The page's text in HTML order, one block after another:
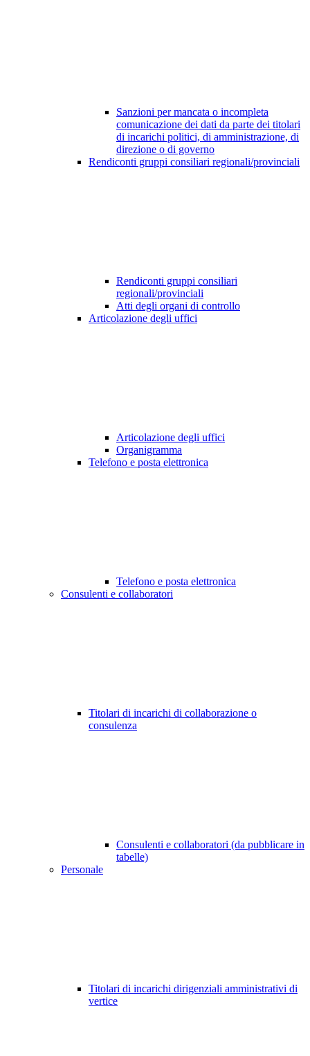
Sanzioni per mancata o incompleta
comunicazione dei dati da parte dei titolari
di incarichi politici, di amministrazione, di
direzione o di governo
Rendiconti gruppi consiliari regionali/provinciali
Rendiconti gruppi consiliari
regionali/provinciali
Atti degli organi di controllo
Articolazione degli uffici
Articolazione degli uffici
Organigramma
Telefono e posta elettronica
Telefono e posta elettronica
Consulenti e collaboratori
Titolari di incarichi di collaborazione o
consulenza
Consulenti e collaboratori (da pubblicare in
tabelle)
Personale
Titolari di incarichi dirigenziali amministrativi di
vertice